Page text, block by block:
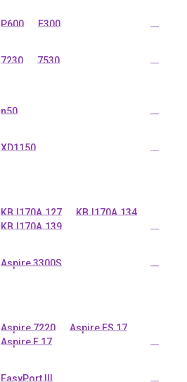
P600 E300 ...
7230 7530 ...
n50 ...
XD1150 ...
KB.I170A.127
KB.I170A.134
KB.I170A.139
...
Aspire 3300S ...
Aspire 7220
Aspire ES 17
Aspire E 17
...
EasyPort III ...